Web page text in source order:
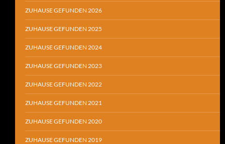
ZUHAUSE GEFUNDEN 2026
ZUHAUSE GEFUNDEN 2025
ZUHAUSE GEFUNDEN 2024
ZUHAUSE GEFUNDEN 2023
ZUHAUSE GEFUNDEN 2022
ZUHAUSE GEFUNDEN 2021
ZUHAUSE GEFUNDEN 2020
ZUHAUSE GEFUNDEN 2019